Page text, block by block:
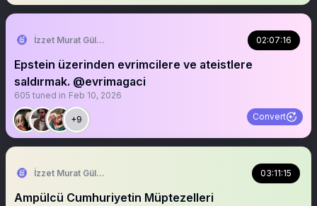
İzzet Murat Güler 02:07:16
Epstein üzerinden evrimcilere ve ateistlere
saldırmak. @evrimagaci
605 tuned in Feb 10, 2026
+9 Convert
İzzet Murat Güler 03:11:15
Ampülcü Cumhuriyetin Müptezelleri